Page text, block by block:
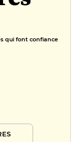
qui font confiance